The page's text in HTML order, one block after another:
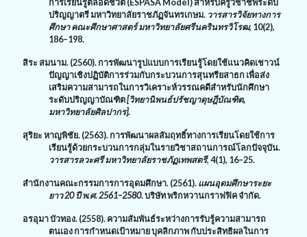
การเรียนรู้ตลอดชีวิต (ESPASA Model)สำหรับครูวิชาชีพระดับ
ปริญญาตรี มหาวิทยาลัยราชภัฏจันทรเกษม. วารสารวิจัยทางการ
ศึกษา คณะศึกษาศาสตร์ มหาวิทยาลัยศรีนครินทรวิโรฒ, 10(2),
186–198.
สิระ สมนาม. (2560). การพัฒนารูปแบบการเรียนรู้โดยใช้แนวคิดเชาวน์
ปัญญาเชิงปฏิบัติการร่วมกับกระบวนการสุนทรียสาธก เพื่อส่ง
เสริมความสามารถในการวิเคราะห์วรรณคดีสำหรับนักศึกษา
ระดับปริญญาบัณฑิต[วิทยานิพนธ์ปรัชญาดุษฎีบัณฑิต,
มหาวิทยาลัยศิลปากร].
สุริยะ หาญพิชัย. (2563). การพัฒนาผลสัมฤทธิ์ทางการเรียนโดยใช้การ
เรียนรู้ด้วยกระบวนการกลุ่มในรายวิชาสถานการณ์โลกปัจจุบัน.
วารสารลวะศรี มหาวิทยาลัยราชภัฏเทพสตรี, 4(1), 16–25.
สำนักงานคณะกรรมการการอุดมศึกษา. (2561). แผนอุดมศึกษาระยะ
ยาว 20 ปี พ.ศ. 2561–2580. บริษัท พริกหวานกราฟฟิค จำกัด.
อรอุมา บัวทอง. (2558). ความสัมพันธ์ระหว่างการรับรู้ความสามารถ
ตนเอง การกำหนดเป้าหมาย บุคลิกภาพ กับประสิทธิผลในการ